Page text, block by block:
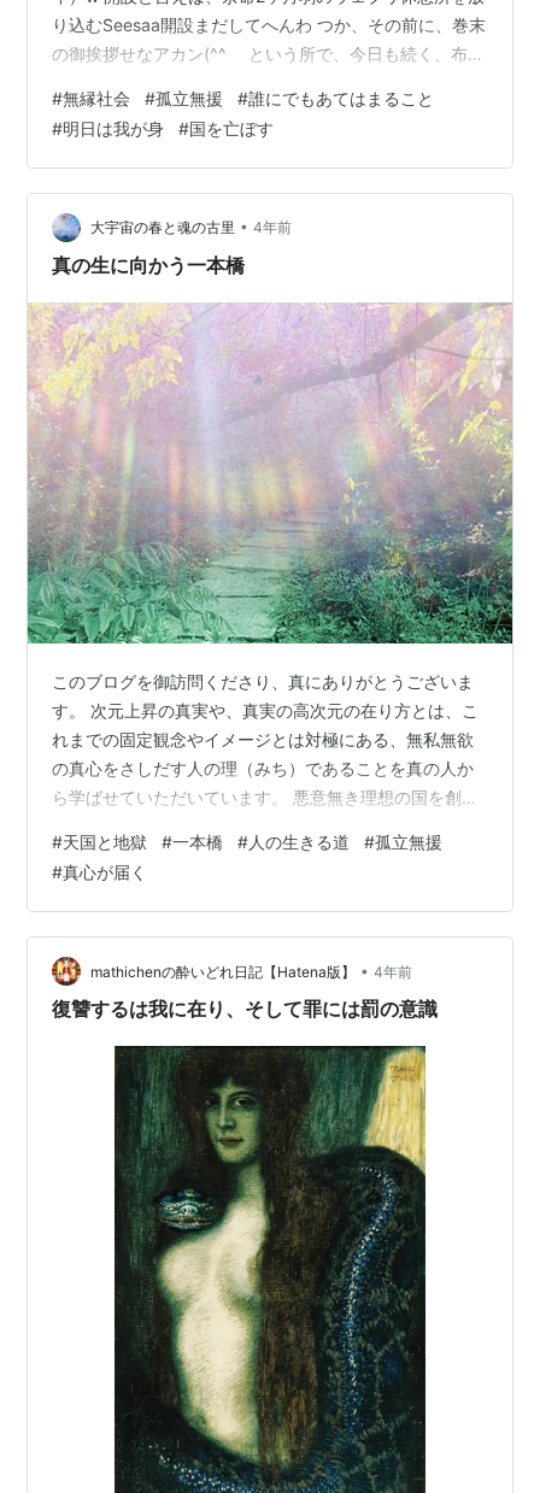
り込むSeesaa開設まだしてへんわ つか、その前に、巻末
の御挨拶せなアカン(^^ゞ という所で、今日も続く、布団
YouTube
#無縁社会 #孤立無援 #誰にでもあてはまること
#明日は我が身 #国を亡ぼす
大宇宙の春と魂の古里 • 4年前
真の生に向かう一本橋
このブログを御訪問くださり、真にありがとうございま
す。 次元上昇の真実や、真実の高次元の在り方とは、こ
れまでの固定観念やイメージとは対極にある、無私無欲
の真心をさしだす人の理（みち）であることを真の人か
ら学ばせていただいています。 悪意無き理想の国を創
るためならば」のひとつの意志のもとに生き、互いに肩
を貸し合い、励ましあい、ねぎらいあうのが、真の人の
生き様。 『あなたのためなら』という、熱い加勢の想い
を抱いて、友情と尊崇でつながっているのが真の人・魁
先生と天ノ琵琶法師様です。 迫害された人神様の鎮魂の
旅を歩み通した、天ノ琵琶法師様は今は霊人（た…
#天国と地獄 #一本橋 #人の生きる道 #孤立無援
#真心が届く
mathichenの酔いどれ日記【Hatena版】 • 4年前
復讐するは我に在り、そして罪には罰の意識